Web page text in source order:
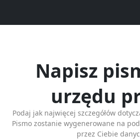
Napisz
urzędu
Podaj jak najwięcej szczegółów
Pismo zostanie wygenerowane na
przez Ciebie